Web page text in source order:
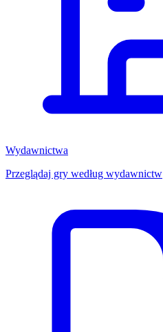
Wydawnictwa
Przeglądaj gry według wydawnictw